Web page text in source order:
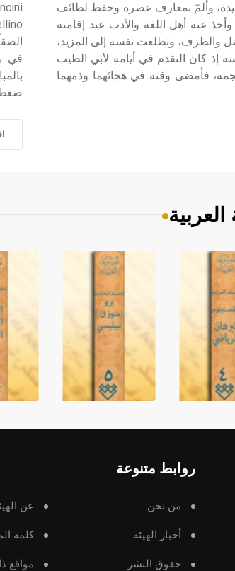
وألمّ بمعارف عصره وحفظ لطائف
عنه أهل اللغة والأدب عند إقامته
والظرف، وتطلعت نفسه إلى المزيد،
إذ كان التقدم في أيامه لأبي الطيب
فأمضى وقته في هجائهما وذمهما
ضغط
روابط متنوعة
من نحن عن
أخبار الهيئة كلمة
حقوق النشر مواقع